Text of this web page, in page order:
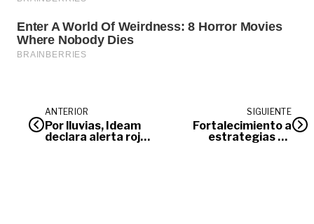
ANTERIOR
Por lluvias, Ideam
declara alerta roja
SIGUIENTE
Fortalecimiento a
estrategias de